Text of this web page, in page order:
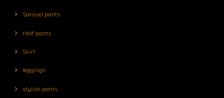
Sarouel pants
Half pants
Skirt
leggings
stylish pants